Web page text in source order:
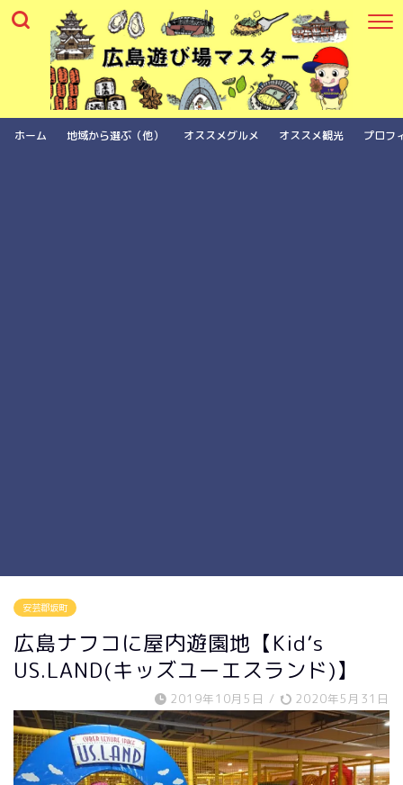
ホーム 地域から選ぶ（他） オススメグルメ オススメ観光 プロフ
安芸郡坂町
広島ナフコに屋内遊園地【Kid’s
US.LAND(キッズユーエスランド)】
2019年10月5日 / 2020年5月31日